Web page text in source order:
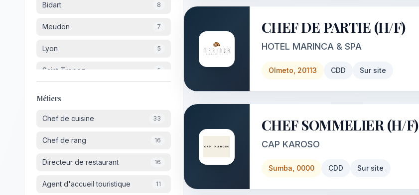
Bidart 8
Meudon 7
Lyon 5
Saint-Tropez 5
Reims
Versailles
Washington
Taverny
Métiers
Chef de cuisine 33
Chef de rang 16
Directeur de restaurant 16
Agent d'accueil touristique 11
CHEF DE PARTIE (H/F)
HOTEL MARINCA & SPA
Olmeto, 20113 CDD Sur site
CHEF SOMMELIER (H/F)
CAP KAROSO
Sumba, 0000 CDD Sur site